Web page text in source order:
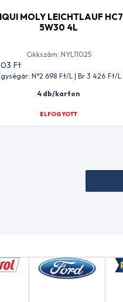
MOLY LEICHTLAUF HC7
5W30 4L
Cikkszám: NYL11025
Ft
N°2 698 Ft/L | Br 3 426 Ft/L
4 db/karton
ELFOGYOTT